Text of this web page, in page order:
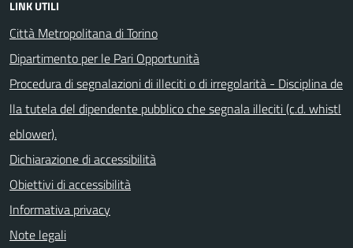
LINK UTILI
Città Metropolitana di Torino
Dipartimento per le Pari Opportunità
Procedura di segnalazioni di illeciti o di irregolarità - Disciplina de
lla tutela del dipendente pubblico che segnala illeciti (c.d. whistl
eblower).
Dichiarazione di accessibilità
Obiettivi di accessibilità
Informativa privacy
Note legali